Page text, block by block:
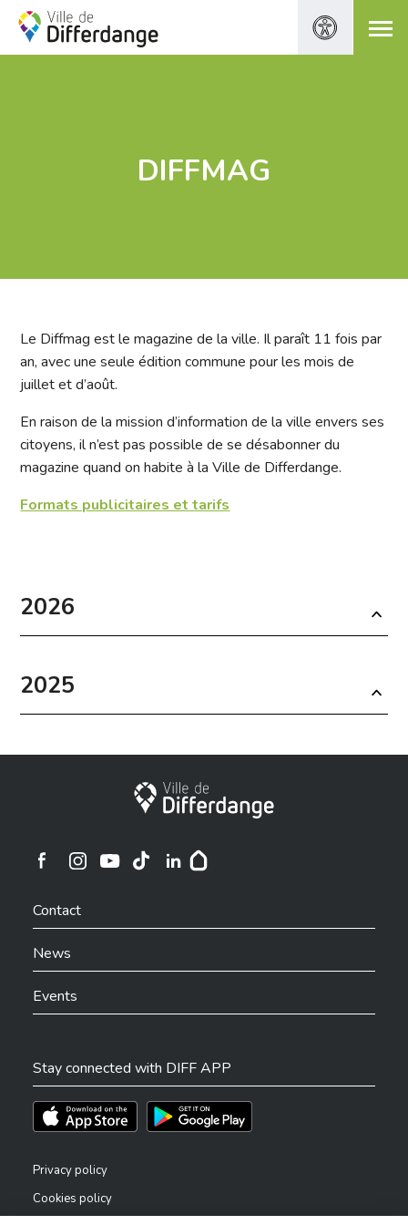
DIFFMAG
Le Diffmag est le magazine de la ville. Il paraît 11 fois par
an, avec une seule édition commune pour les mois de
juillet et d’août.
En raison de la mission d’information de la ville envers ses
citoyens, il n’est pas possible de se désabonner du
magazine quand on habite à la Ville de Differdange.
Formats publicitaires et tarifs
2026
2025
December
City of Differdange
Ville de Differdange sur Instagram
Contact
News
Events
Stay connected with DIFF APP
Téléchargez l'app sur l'App StoreTéléchargez l'app sur Play Store
Privacy policy
Cookies policy